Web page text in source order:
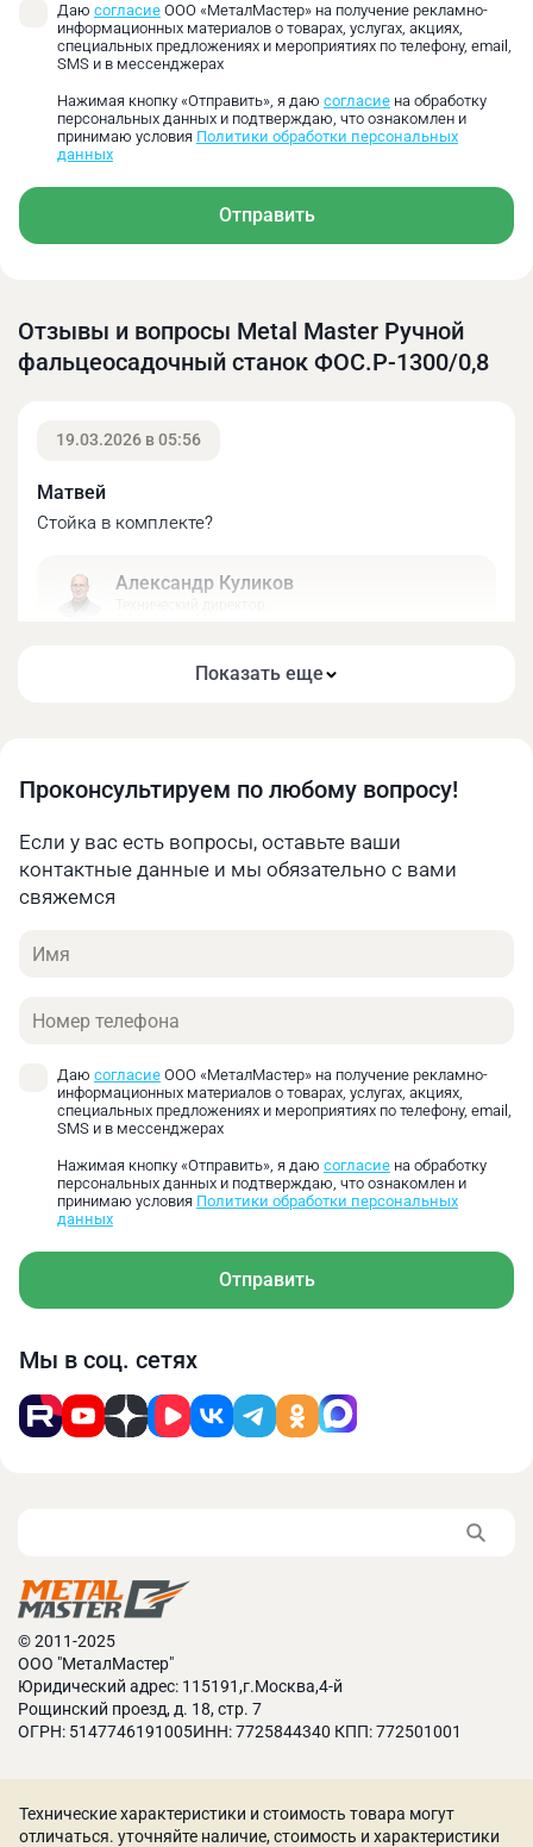
Даю согласие ООО «МеталМастер» на получение рекламно-
информационных материалов о товарах, услугах, акциях,
специальных предложениях и мероприятиях по телефону, email,
SMS и в мессенджерах
Нажимая кнопку «Отправить», я даю согласие на обработку
персональных данных и подтверждаю, что ознакомлен и
принимаю условия Политики обработки персональных
данных
Отправить
Отзывы и вопросы Metal Master Ручной
фальцеосадочный станок ФОС.Р-1300/0,8
19.03.2026 в 05:56
Матвей
Стойка в комплекте?
Александр Куликов
дополнительной опцией.
Ролики надежные?
высокой износостойкосють применяемых
20.08.2021 в 11:08
Андрей Тетерин
Какой максимальный диаметр осаживаемой трубы?
Александр Куликов
Здравствуйте! Диаметр осаживаемой трубы
неограничен.
Александр Куликов
Добрый день! Максимальная толщина
осаживаемой трубы - 1250 мм.
Показать еще
Проконсультируем по любому вопросу!
Если у вас есть вопросы, оставьте ваши
контактные данные и мы обязательно с вами
свяжемся
Имя
Телефон
Даю согласие ООО «МеталМастер» на получение рекламно-
информационных материалов о товарах, услугах, акциях,
специальных предложениях и мероприятиях по телефону, email,
SMS и в мессенджерах
Нажимая кнопку «Отправить», я даю согласие на обработку
персональных данных и подтверждаю, что ознакомлен и
принимаю условия Политики обработки персональных
данных
Отправить
Мы в соц. сетях
© 2011-2025
ООО "МеталМастер"
Юридический адрес: 115191,г.Москва,4-й
Рощинский проезд, д. 18, стр. 7
ОГРН: 5147746191005ИНН: 7725844340 КПП: 772501001
Технические характеристики и стоимость товара могут
отличаться. уточняйте наличие, стоимость и характеристики